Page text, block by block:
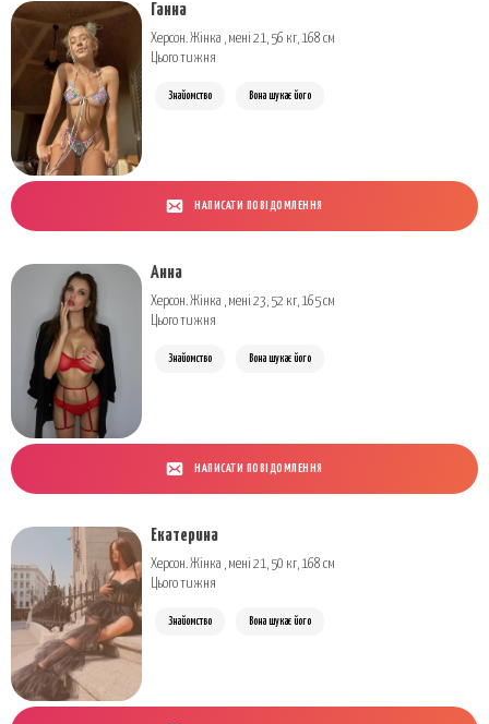
Ганна
Херсон. Жінка , мені 21, 56 кг, 168 см
Цього тижня
Знайомство Вона шукає його
НАПИСАТИ ПОВІДОМЛЕННЯ
Анна
Херсон. Жінка , мені 23, 52 кг, 165 см
Цього тижня
Знайомство Вона шукає його
НАПИСАТИ ПОВІДОМЛЕННЯ
Екатерина
Херсон. Жінка , мені 21, 50 кг, 168 см
Цього тижня
Знайомство Вона шукає його